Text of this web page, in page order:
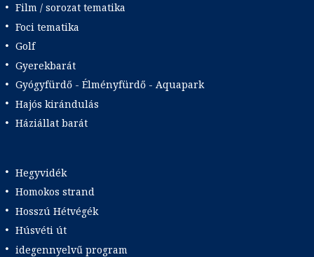
Film / sorozat tematika
Foci tematika
Golf
Gyerekbarát
Gyógyfürdő - Élményfürdő - Aquapark
Hajós kirándulás
Háziállat barát
Hegyvidék
Homokos strand
Hosszú Hétvégék
Húsvéti út
idegennyelvű program